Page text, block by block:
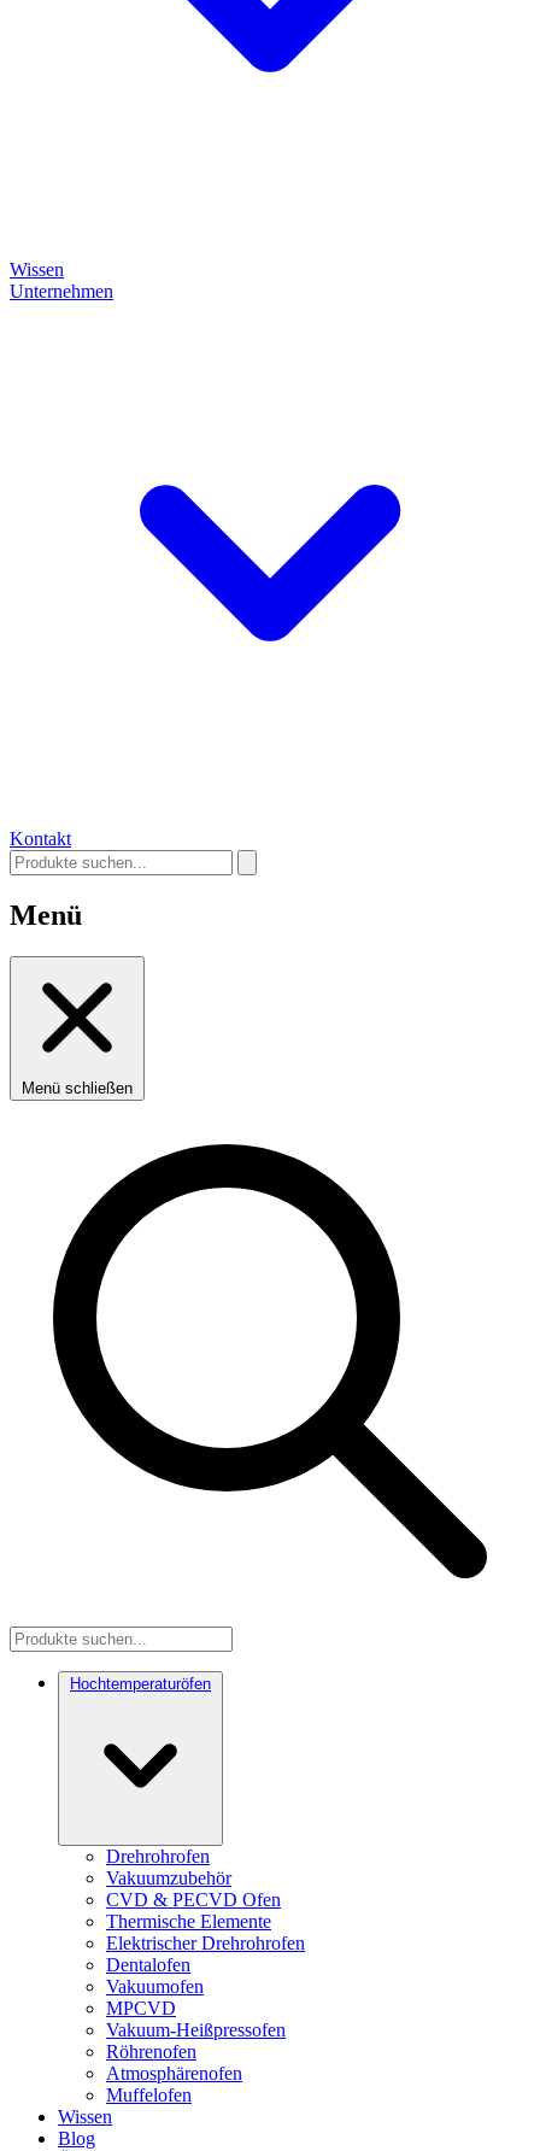
Wissen
Unternehmen
Kontakt
Menü
Menü schließen
Hochtemperaturöfen
Drehrohrofen
Vakuumzubehör
CVD & PECVD Ofen
Thermische Elemente
Elektrischer Drehrohrofen
Dentalofen
Vakuumofen
MPCVD
Vakuum-Heißpressofen
Röhrenofen
Atmosphärenofen
Muffelofen
Wissen
Blog